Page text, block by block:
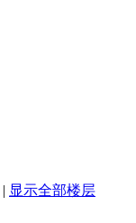
| 显示全部楼层